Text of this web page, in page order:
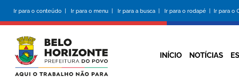
conteúdo
principal
Ir para o conteúdo | Ir para o menu | Ir para a busca | Ir para o rodapé | Ir para o
INÍCIO NOTÍCIAS